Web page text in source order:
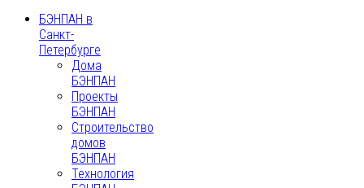
БЭНПАН в
Санкт-
Петербурге
Дома
БЭНПАН
Проекты
БЭНПАН
Строительство
домов
БЭНПАН
Технология